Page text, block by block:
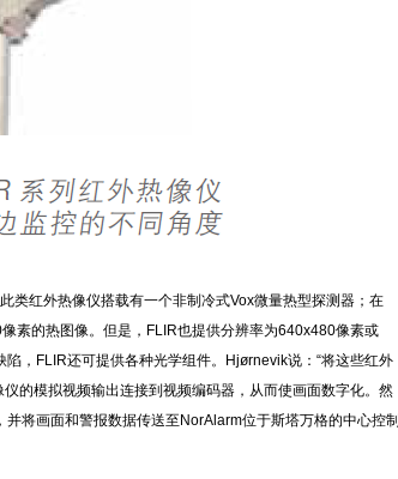
类红外热像仪搭载有一个非制冷式Vox微量热型探测器；在
素的热图像。但是，FLIR也提供分辨率为640x480像素或
，FLIR还可提供各种光学组件。Hjørnevik说：“将这些红外
的模拟视频输出连接到视频编码器，从而使画面数字化。然
将画面和警报数据传送至NorAlarm位于斯塔万格的中心控制